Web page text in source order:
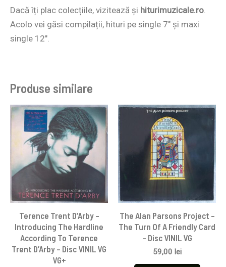
Dacă îți plac colecțiile, vizitează și hiturimuzicale.ro
Acolo vei găsi compilații, hituri pe single 7″ și maxi
single 12″.
Produse similare
Terence Trent D’Arby –
Introducing The Hardline
According To Terence
Trent D’Arby – Disc VINIL VG
VG+
The Alan Parsons Project –
The Turn Of A Friendly Card
– Disc VINIL VG
59,00 lei